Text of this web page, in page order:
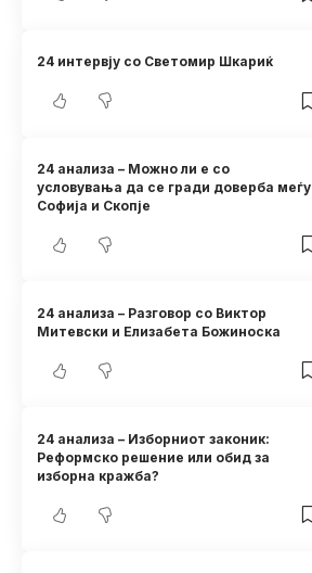
24 интервју со Светомир Шкариќ
24 анализа – Можно ли е со
условувања да се гради доверба меѓу
Софија и Скопје
24 анализа – Разговор со Виктор
Митевски и Елизабета Божиноска
24 анализа – Изборниот законик:
Реформско решение или обид за
изборна кражба?